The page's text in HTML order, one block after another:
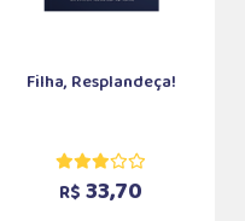
Filha, Resplandeça!
R$ 33,70